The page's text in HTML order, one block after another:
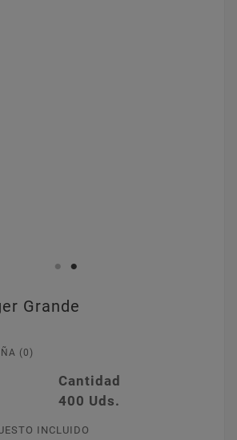
Grande
(0)
Cantidad
400 Uds.
INCLUIDO